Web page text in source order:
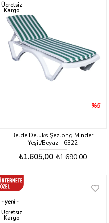
Belde Delüks Şezlong Minderi
Yeşil/Beyaz - 6322
₺1.605,00 ₺1.690,00
%5
ürün
Ücretsiz
Kargo
yeni
ürün
Ücretsiz
Kargo